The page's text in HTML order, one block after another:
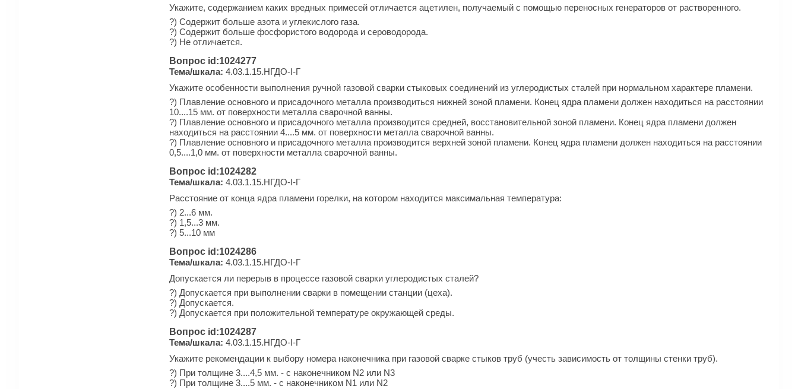
Укажите, содержанием каких вредных примесей отличается ацетилен, получаемый с помощью переносных генераторов от растворенного.
?) Содержит больше азота и углекислого газа.
?) Содержит больше фосфористого водорода и сероводорода.
?) Не отличается.
Вопрос id:1024277
Тема/шкала: 4.03.1.15.НГДО-I-Г
Укажите особенности выполнения ручной газовой сварки стыковых соединений из углеродистых сталей при нормальном характере пламени.
?) Плавление основного и присадочного металла производиться нижней зоной пламени. Конец ядра пламени должен находиться на расстоянии
10....15 мм. от поверхности металла сварочной ванны.
?) Плавление основного и присадочного металла производится средней, восстановительной зоной пламени. Конец ядра пламени должен
находиться на расстоянии 4....5 мм. от поверхности металла сварочной ванны.
?) Плавление основного и присадочного металла производится верхней зоной пламени. Конец ядра пламени должен находиться на расстоянии
0,5....1,0 мм. от поверхности металла сварочной ванны.
Вопрос id:1024282
Тема/шкала: 4.03.1.15.НГДО-I-Г
Расстояние от конца ядра пламени горелки, на котором находится максимальная температура:
?) 2...6 мм.
?) 1,5...3 мм.
?) 5...10 мм
Вопрос id:1024286
Тема/шкала: 4.03.1.15.НГДО-I-Г
Допускается ли перерыв в процессе газовой сварки углеродистых сталей?
?) Допускается при выполнении сварки в помещении станции (цеха).
?) Допускается.
?) Допускается при положительной температуре окружающей среды.
Вопрос id:1024287
Тема/шкала: 4.03.1.15.НГДО-I-Г
Укажите рекомендации к выбору номера наконечника при газовой сварке стыков труб (учесть зависимость от толщины стенки труб).
?) При толщине 3....4,5 мм. - с наконечником N2 или N3
?) При толщине 3....5 мм. - с наконечником N1 или N2